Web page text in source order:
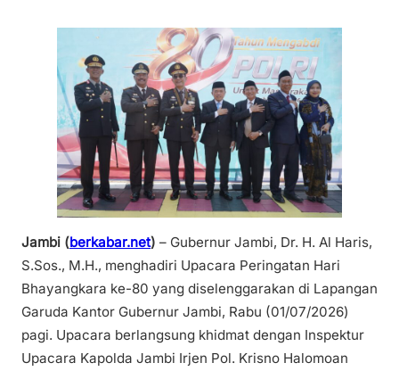
Jambi (berkabar.net) – Gubernur Jambi, Dr. H. Al Haris,
S.Sos., M.H., menghadiri Upacara Peringatan Hari
Bhayangkara ke-80 yang diselenggarakan di Lapangan
Garuda Kantor Gubernur Jambi, Rabu (01/07/2026)
pagi. Upacara berlangsung khidmat dengan Inspektur
Upacara Kapolda Jambi Irjen Pol. Krisno Halomoan